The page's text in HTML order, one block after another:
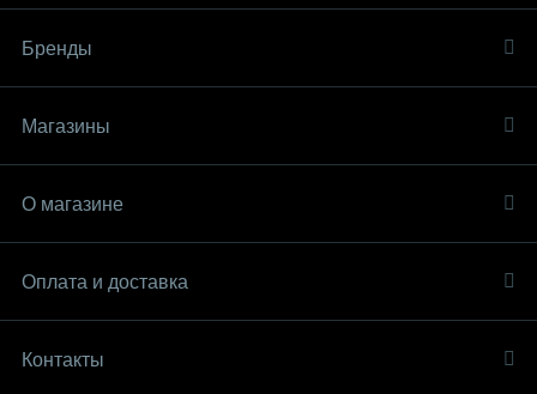
Бренды
Магазины
О магазине
Оплата и доставка
Контакты